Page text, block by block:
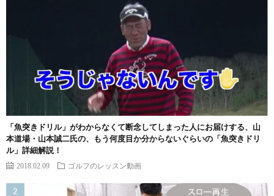
「魚突きドリル」がわからなくて断念してしまった人にお届けする、山
本道場・山本誠二氏の、もう何度目か分からないぐらいの「魚突きドリ
ル」詳細解説！
2018.02.09 ゴルフのレッスン動画